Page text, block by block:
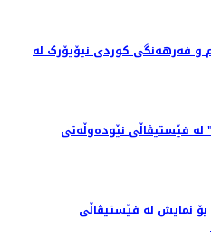
و فەرهەنگی کوردی نیۆیۆرک لە
لە فێستیڤاڵی نێودەوڵەتی
نمایش لە فێستیڤاڵی